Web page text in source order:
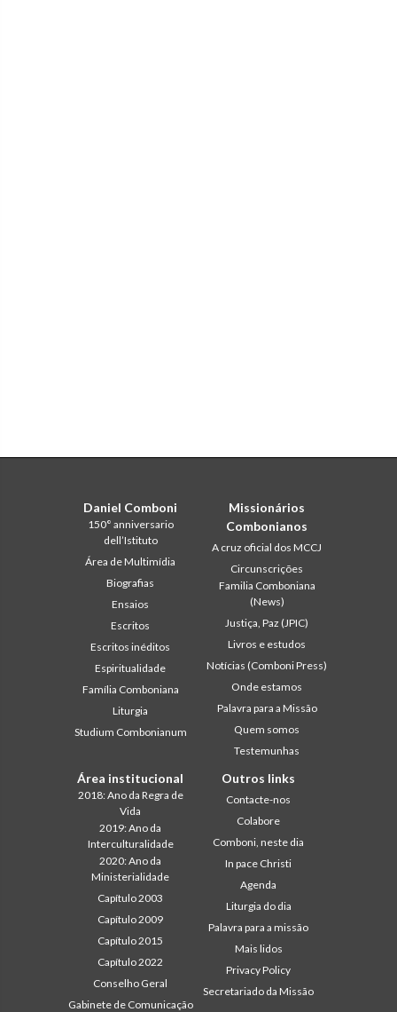
Daniel Comboni
150° anniversario
dell’Istituto
Área de Multimídia
Biografias
Ensaios
Escritos
Escritos inéditos
Espiritualidade
Família Comboniana
Liturgia
Studium Combonianum
Missionários
Combonianos
A cruz oficial dos MCCJ
Circunscrições
Familia Comboniana
(News)
Justiça, Paz (JPIC)
Livros e estudos
Notícias (Comboni Press)
Onde estamos
Palavra para a Missão
Quem somos
Testemunhas
Área institucional
2018: Ano da Regra de
Vida
2019: Ano da
Interculturalidade
2020: Ano da
Ministerialidade
Capítulo 2003
Capítulo 2009
Capítulo 2015
Capítulo 2022
Conselho Geral
Gabinete de Comunicação
Outros links
Contacte-nos
Colabore
Comboni, neste dia
In pace Christi
Agenda
Liturgia do dia
Palavra para a missão
Mais lidos
Privacy Policy
Secretariado da Missão